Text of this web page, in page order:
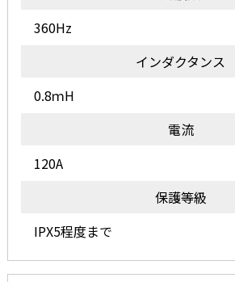
360Hz
インダクタンス
0.8ｍH
電流
120A
保護等級
IPX5程度まで